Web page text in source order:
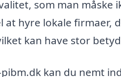
som man måske
hyre lokale firmaer,
kan have stor
kan du nemt